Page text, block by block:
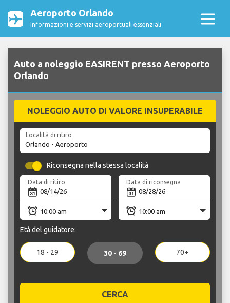
Aeroporto Orlando
Informazioni e servizi aeroportuali essenziali
Auto a noleggio EASIRENT presso Aeroporto
Orlando
NOLEGGIO AUTO DI VALORE INSUPERABILE
Località di ritiro
Riconsegna nella stessa località
Data di ritiro Data di riconsegna
Età del guidatore:
18 - 29 30 - 69 70+
CERCA